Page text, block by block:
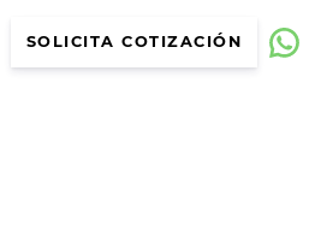
SOLICITA COTIZACIÓN